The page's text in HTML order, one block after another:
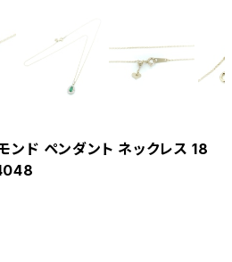
ンド ペンダント ネックレス 18